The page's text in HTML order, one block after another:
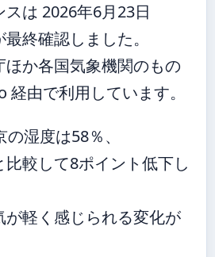
は 2026年6月23日
終確認しました。
ほか各国気象機関のもの
経由で利用しています。
湿度は58％、
較して8ポイント低下し
が軽く感じられる変化が